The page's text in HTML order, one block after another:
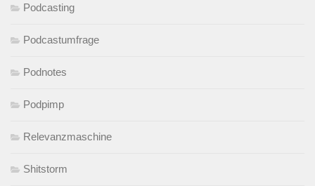
Podcasting
Podcastumfrage
Podnotes
Podpimp
Relevanzmaschine
Shitstorm